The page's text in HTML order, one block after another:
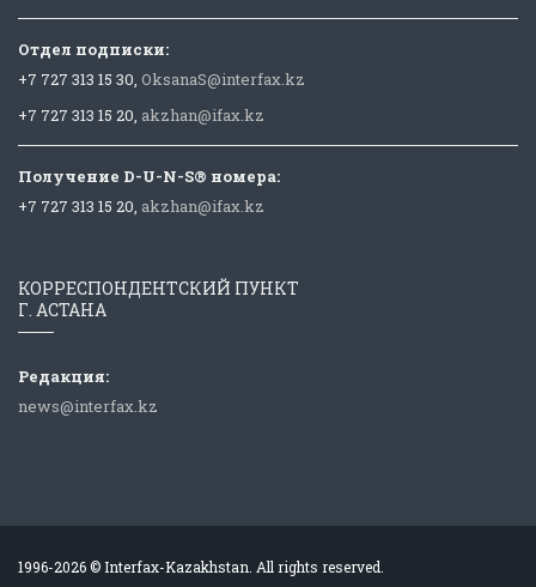
Отдел подписки:
+7 727 313 15 30, OksanaS@interfax.kz
+7 727 313 15 20, akzhan@ifax.kz
Получение D-U-N-S® номера:
+7 727 313 15 20, akzhan@ifax.kz
КОРРЕСПОНДЕНТСКИЙ ПУНКТ
Г. АСТАНА
Редакция:
news@interfax.kz
1996-2026 © Interfax-Kazakhstan. All rights reserved.